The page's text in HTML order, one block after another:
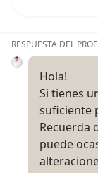
RESPUESTA DEL
Hola!
Si tienes
suficiente
Recuerda
puede